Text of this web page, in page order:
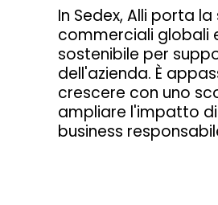
In Sedex, Alli porta
commerciali globali
sostenibile per
dell'azienda. È
crescere con uno
ampliare l'impatto
business